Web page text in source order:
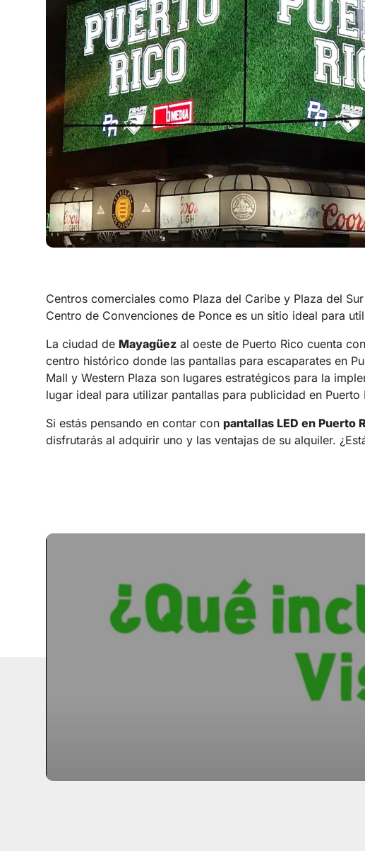
Centros comerciales como Plaza del Caribe y Plaza del
Centro de Convenciones de Ponce es un sitio ideal para
La ciudad de Mayagüez al oeste de Puerto Rico cuenta
centro histórico donde las pantallas para escaparates en
Mall y Western Plaza son lugares estratégicos para la
lugar ideal para utilizar pantallas para publicidad en
Si estás pensando en contar con pantallas LED en Puerto
disfrutarás al adquirir uno y las ventajas de su alquiler.